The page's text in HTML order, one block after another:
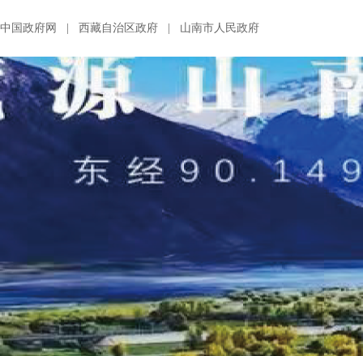
中国政府网 西藏自治区政府 山南市人民政府